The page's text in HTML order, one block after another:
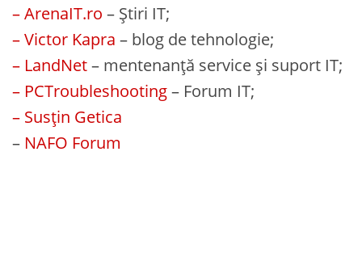
– ArenaIT.ro – Știri IT;
– Victor Kapra – blog de tehnologie;
– LandNet– mentenanță service și suport IT;
– PCTroubleshooting– Forum IT;
– Susțin Getica
– NAFO Forum